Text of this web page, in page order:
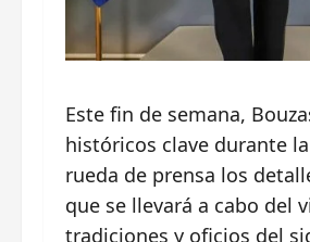
Este fin de semana,
históricos clave durante
rueda de prensa los
que se llevará a cabo del
tradiciones y oficios del